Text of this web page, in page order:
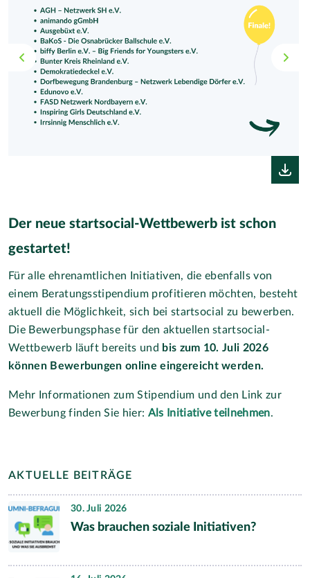
Der neue startsocial-Wettbewerb ist schon
gestartet!
Für alle ehrenamtlichen Initiativen, die ebenfalls von
einem Beratungsstipendium profitieren möchten, besteht
aktuell die Möglichkeit, sich bei startsocial zu bewerben.
Die Bewerbungsphase für den aktuellen startsocial-
Wettbewerb läuft bereits und bis zum 10. Juli 2026
können Bewerbungen online eingereicht werden.
Mehr Informationen zum Stipendium und den Link zur
Bewerbung finden Sie hier: Als Initiative teilnehmen.
AKTUELLE BEITRÄGE
30. Juli 2026
Was brauchen soziale Initiativen?